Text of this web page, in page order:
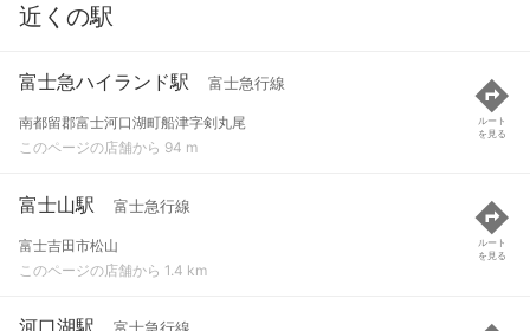
近くの駅
富士急ハイランド駅 富士急行線
南都留郡富士河口湖町船津字剣丸尾
このページの店舗から 94 m
ルート
を見る
富士山駅 富士急行線
富士吉田市松山
このページの店舗から 1.4 km
ルート
を見る
河口湖駅